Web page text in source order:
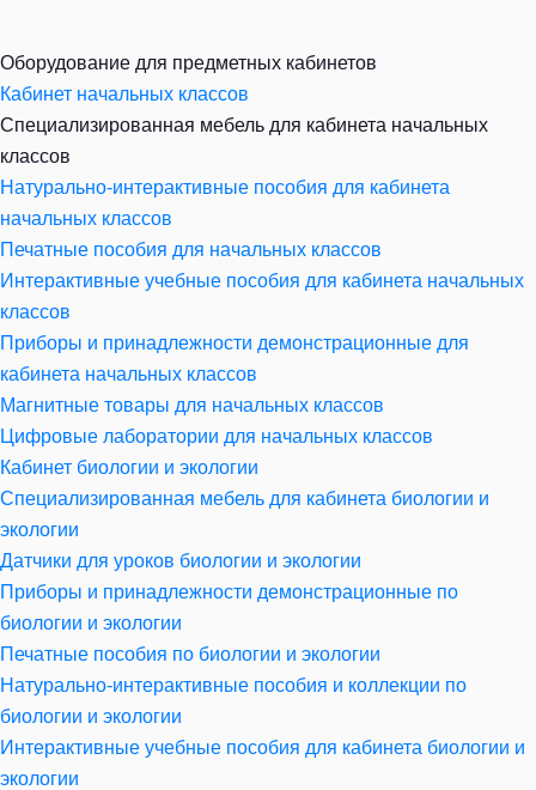
Оборудование для предметных кабинетов
Кабинет начальных классов
Специализированная мебель для кабинета начальных
классов
Натурально-интерактивные пособия для кабинета
начальных классов
Печатные пособия для начальных классов
Интерактивные учебные пособия для кабинета начальных
классов
Приборы и принадлежности демонстрационные для
кабинета начальных классов
Магнитные товары для начальных классов
Цифровые лаборатории для начальных классов
Кабинет биологии и экологии
Специализированная мебель для кабинета биологии и
экологии
Датчики для уроков биологии и экологии
Приборы и принадлежности демонстрационные по
биологии и экологии
Печатные пособия по биологии и экологии
Натурально-интерактивные пособия и коллекции по
биологии и экологии
Интерактивные учебные пособия для кабинета биологии и
экологии